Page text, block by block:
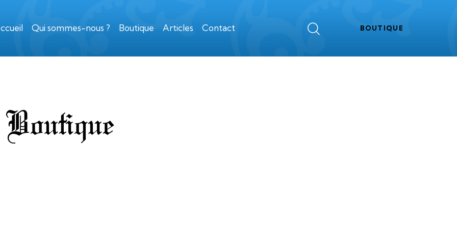
Qui sommes-nous ? Boutique Articles Contact BOUTIQUE
Boutique